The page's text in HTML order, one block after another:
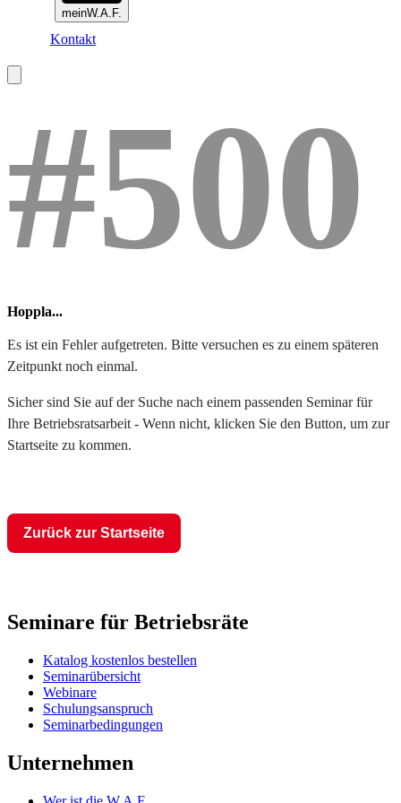
meinW.A.F.
Kontakt
#500
Hoppla...
Es ist ein Fehler aufgetreten. Bitte versuchen es zu einem späteren
Zeitpunkt noch einmal.
Sicher sind Sie auf der Suche nach einem passenden Seminar für
Ihre Betriebsratsarbeit - Wenn nicht, klicken Sie den Button, um zur
Startseite zu kommen.
Zurück zur Startseite
Seminare für Betriebsräte
Katalog kostenlos bestellen
Seminarübersicht
Webinare
Schulungsanspruch
Seminarbedingungen
Unternehmen